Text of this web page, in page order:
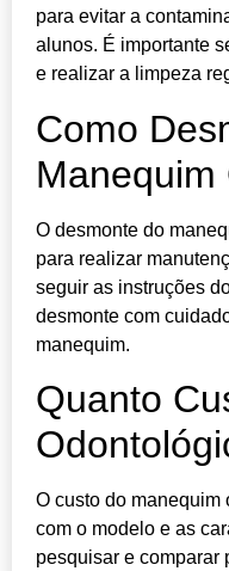
para evitar a
alunos. É importante
e realizar a limpeza
Como
Manequim
O desmonte do
para realizar
seguir as instruções
desmonte com
manequim.
Quanto
O custo do
com o modelo e as
pesquisar e comparar